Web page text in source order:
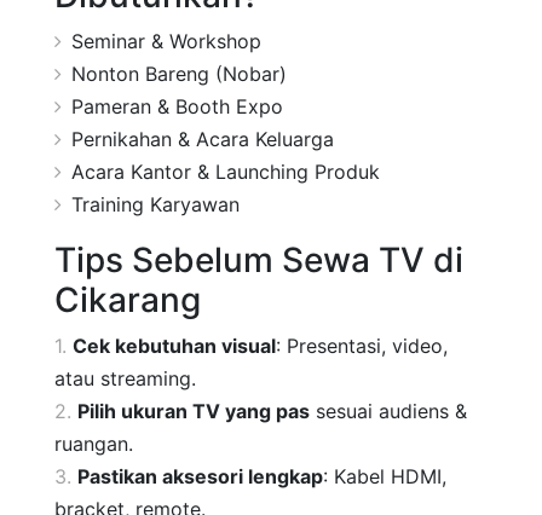
Seminar & Workshop
Nonton Bareng (Nobar)
Pameran & Booth Expo
Pernikahan & Acara Keluarga
Acara Kantor & Launching Produk
Training Karyawan
Tips Sebelum Sewa TV di
Cikarang
Cek kebutuhan visual: Presentasi, video,
atau streaming.
Pilih ukuran TV yang pas sesuai audiens &
ruangan.
Pastikan aksesori lengkap: Kabel HDMI,
bracket, remote.